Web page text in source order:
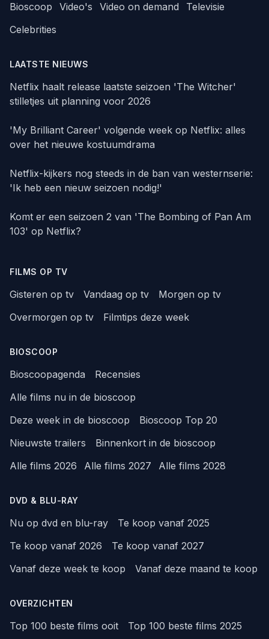
Bioscoop Video's Video on demand
Televisie
Celebrities
LAATSTE NIEUWS
Netflix haalt release laatste seizoen 'The Witcher'
stilletjes uit planning voor 2026
'My Brilliant Career' volgende week op Netflix: alles
over het nieuwe kostuumdrama
Netflix-kijkers nog steeds in de ban van westernserie:
'Ik heb een nieuw seizoen nodig!'
Komt er een seizoen 2 van 'The Bombing of Pan Am
103' op Netflix?
FILMS OP TV
Gisteren op tv Vandaag op tv
Morgen op tv
Overmorgen op tv
Filmtips deze week
BIOSCOOP
Bioscoopagenda
Recensies
Alle films nu in de bioscoop
Deze week in de bioscoop
Bioscoop Top 20
Nieuwste trailers
Binnenkort in de bioscoop
Alle films 2026
Alle films 2027 Alle films 2028
DVD & BLU-RAY
Nu op dvd en blu-ray
Te koop vanaf 2025
Te koop vanaf 2026
Te koop vanaf 2027
Vanaf deze week te koop
Vanaf deze maand te koop
OVERZICHTEN
Top 100 beste films ooit
Top 100 beste films 2025